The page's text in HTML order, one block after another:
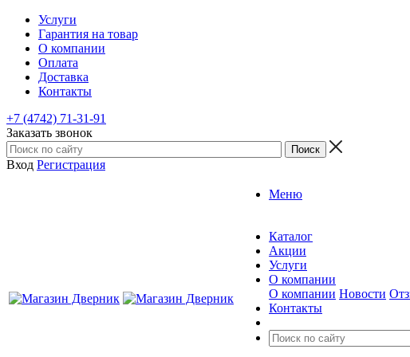
Услуги
Гарантия на товар
О компании
Оплата
Доставка
Контакты
+7 (4742) 71-31-91
Заказать звонок
Вход Регистрация
Меню
Каталог
Акции
Услуги
О компании
О компании Новости
Контакты